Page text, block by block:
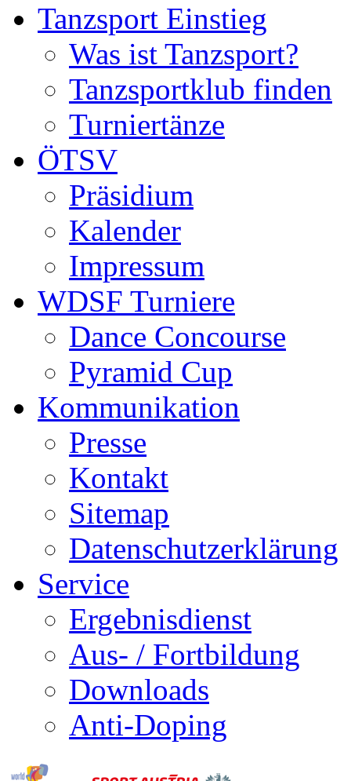
Tanzsport Einstieg
Was ist Tanzsport?
Tanzsportklub finden
Turniertänze
ÖTSV
Präsidium
Kalender
Impressum
WDSF Turniere
Dance Concourse
Pyramid Cup
Kommunikation
Presse
Kontakt
Sitemap
Datenschutzerklärung
Service
Ergebnisdienst
Aus- / Fortbildung
Downloads
Anti-Doping